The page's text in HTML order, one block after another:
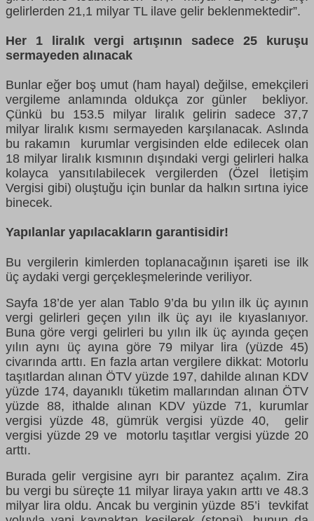
gelirlerden 21,1 milyar TL ilave gelir beklenmektedir”.
Her 1 liralık vergi artışının sadece 25 kuruşu
sermayeden alınacak
Bunlar eğer boş umut (ham hayal) değilse, emekçileri
vergileme anlamında oldukça zor günler bekliyor.
Çünkü bu 153.5 milyar liralık gelirin sadece 37,7
milyar liralık kısmı sermayeden karşılanacak. Aslında
bu rakamın kurumlar vergisinden elde edilecek olan
18 milyar liralık kısmının dışındaki vergi gelirleri halka
kolayca yansıtılabilecek vergilerden (Özel İletişim
Vergisi gibi) oluştuğu için bunlar da halkın sırtına iyice
binecek.
Yapılanlar yapılacakların garantisidir!
Bu vergilerin kimlerden toplanacağının işareti ise ilk
üç aydaki vergi gerçekleşmelerinde veriliyor.
Sayfa 18’de yer alan Tablo 9’da bu yılın ilk üç ayının
vergi gelirleri geçen yılın ilk üç ayı ile kıyaslanıyor.
Buna göre vergi gelirleri bu yılın ilk üç ayında geçen
yılın aynı üç ayına göre 79 milyar lira (yüzde 45)
civarında arttı. En fazla artan vergilere dikkat: Motorlu
taşıtlardan alınan ÖTV yüzde 197, dahilde alınan KDV
yüzde 174, dayanıklı tüketim mallarından alınan ÖTV
yüzde 88, ithalde alınan KDV yüzde 71, kurumlar
vergisi yüzde 48, gümrük vergisi yüzde 40, gelir
vergisi yüzde 29 ve motorlu taşıtlar vergisi yüzde 20
arttı.
Burada gelir vergisine ayrı bir parantez açalım. Zira
bu vergi bu süreçte 11 milyar liraya yakın arttı ve 48.3
milyar lira oldu. Ancak bu verginin yüzde 85’i tevkifat